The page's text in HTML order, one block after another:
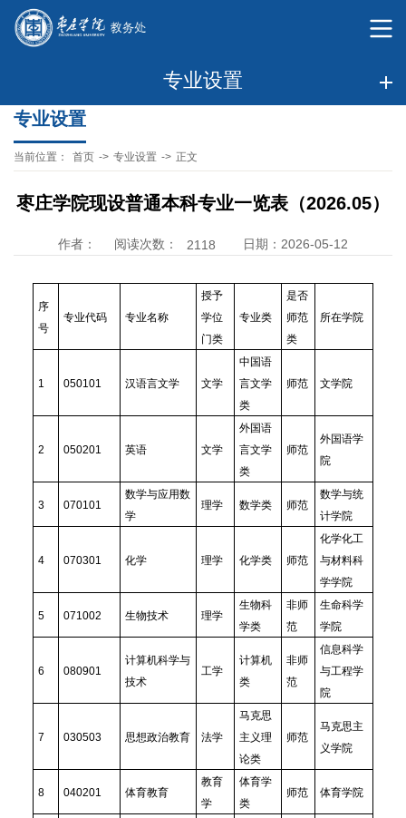
专业设置
专业设置
当前位置： 首页 -> 专业设置 -> 正文
枣庄学院现设普通本科专业一览表（2026.05）
作者： 阅读次数： 2118 日期：2026-05-12
序
号
专业代码 专业名称
授予
学位
门类
专业类
是否
师范
类
所在学院
1 050101 汉语言文学 文学
中国语
言文学
类
师范 文学院
2 050201 英语 文学
外国语
言文学
类
师范
外国语学
院
3 070101
数学与应用数
学
理学 数学类 师范
数学与统
计学院
4 070301 化学 理学 化学类 师范
化学化工
与材料科
学学院
5 071002 生物技术 理学
生物科
学类
非师
范
生命科学
学院
6 080901
计算机科学与
技术
工学
计算机
类
非师
范
信息科学
与工程学
院
7 030503 思想政治教育 法学
马克思
主义理
论类
师范
马克思主
义学院
8 040201 体育教育
教育
学
体育学
类
师范 体育学院